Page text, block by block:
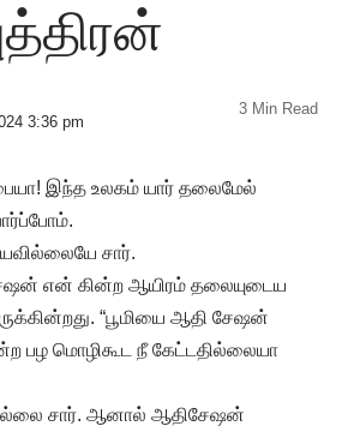
3:36 pm
3 Min Read
இந்த உலகம் யார் தலைமேல்
சார்.
என் கின்ற ஆயிரம் தலையுடைய
“பூமியை ஆதி சேஷன்
பழ மொழிகூட நீ கேட்டதில்லையா
சார். ஆனால் ஆதிசேஷன்